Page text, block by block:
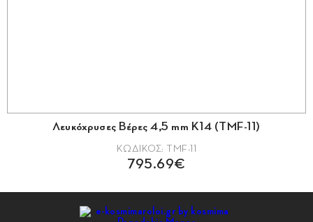
Λευκόχρυσες Βέρες K14 3,7